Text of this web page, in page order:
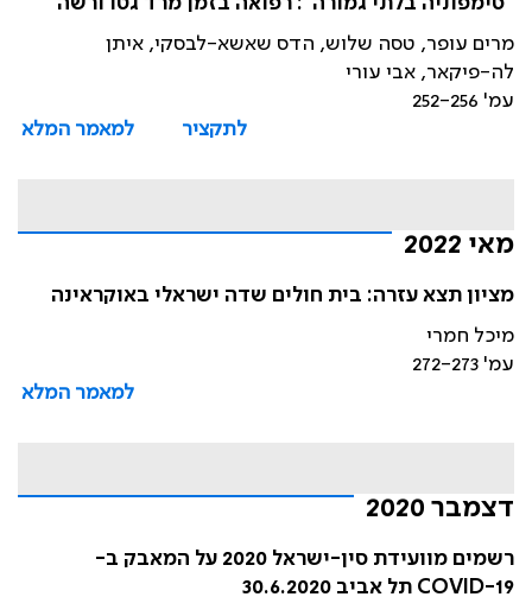
מרים עופר, טסה שלוש, הדס שאשא-לבסקי, איתן
לה-פיקאר, אבי עורי
עמ' 252-256
לתקציר
למאמר המלא
מאי 2022
מציון תצא עזרה: בית חולים שדה ישראלי באוקראינה
מיכל חמרי
עמ' 272-273
למאמר המלא
דצמבר 2020
רשמים מוועידת סין-ישראל 2020 על המאבק ב-
COVID-19 תל אביב 30.6.2020